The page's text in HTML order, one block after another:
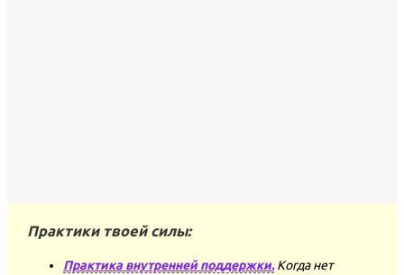
Практики твоей силы:
Практика внутренней поддержки.Когда нет